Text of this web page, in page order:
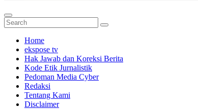
Home
ekspose tv
Hak Jawab dan Koreksi Berita
Kode Etik Jurnalistik
Pedoman Media Cyber
Redaksi
Tentang Kami
Disclaimer